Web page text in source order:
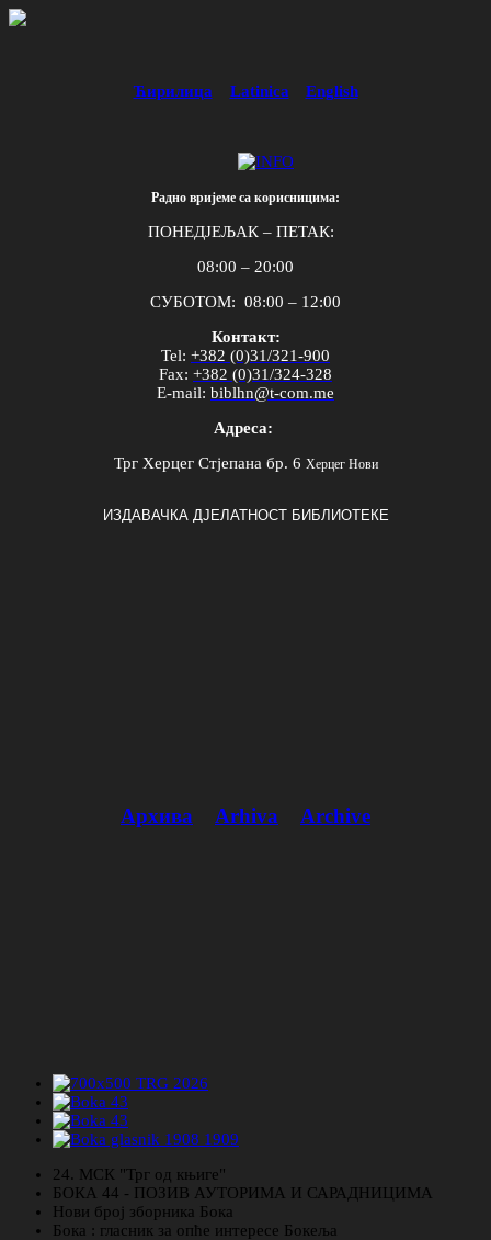
Ћирилица Latinica English
Радно вријеме са корисницима:
ПОНЕДЈЕЉАК – ПЕТАК:
08:00 – 20:00
СУБОТОМ: 08:00 – 12:00
Контакт:
Tel: +382 (0)31/321-900
Fax: +382 (0)31/324-328
E-mail: biblhn@t-com.me
Адреса:
Трг Херцег Стјепана бр. 6 Херцег Нови
ИЗДАВАЧКА ДЈЕЛАТНОСТ БИБЛИОТЕКЕ
Архива Arhiva Archive
24. МСК "Трг од књиге"
БОКА 44 - ПОЗИВ АУТОРИМА И САРАДНИЦИМА
Нови број зборника Бока
Бока : гласник за опће интересе Бокеља